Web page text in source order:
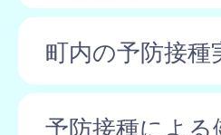
町内の予防接種
予防接種によ